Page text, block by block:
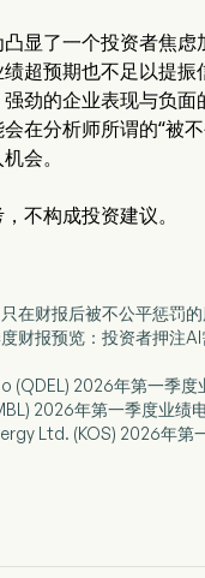
显了一个投资者焦虑
超预期也不足以提振
劲的企业表现与负面
在分析师所谓的“被
会。
不构成投资建议。
只在财报后被不公平惩罚
财报预览：投资者押注
(QDEL) 2026年第一季度
2026年第一季度业绩
Ltd. (KOS) 2026年第